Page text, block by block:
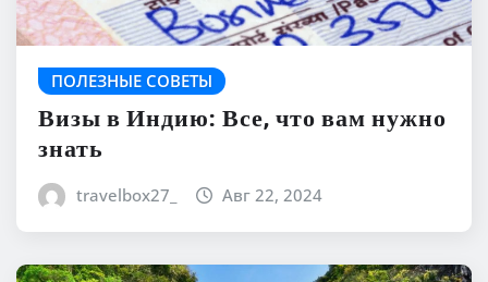
ПОЛЕЗНЫЕ СОВЕТЫ
Визы в Индию: Все, что вам нужно
знать
travelbox27_ Авг 22, 2024